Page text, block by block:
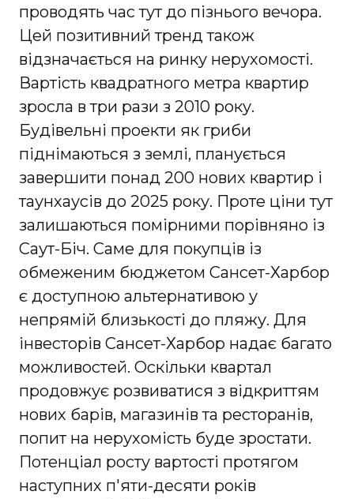
проводять час тут до пізнього вечора.
Цей позитивний тренд також
відзначається на ринку нерухомості.
Вартість квадратного метра квартир
зросла в три рази з 2010 року.
Будівельні проекти як гриби
піднімаються з землі, планується
завершити понад 200 нових квартир і
таунхаусів до 2025 року. Проте ціни тут
залишаються помірними порівняно із
Саут-Біч. Саме для покупців із
обмеженим бюджетом Сансет-Харбор
є доступною альтернативою у
непрямій близькості до пляжу. Для
інвесторів Сансет-Харбор надає багато
можливостей. Оскільки квартал
продовжує розвиватися з відкриттям
нових барів, магазинів та ресторанів,
попит на нерухомість буде зростати.
Потенціал росту вартості протягом
наступних п'яти-десяти років